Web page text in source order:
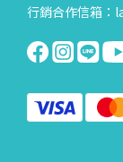
行銷合作信箱